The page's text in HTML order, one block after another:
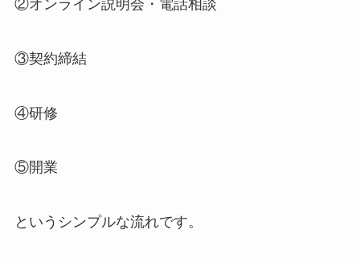
②オンライン説明会・電話相談
③契約締結
④研修
⑤開業
というシンプルな流れです。